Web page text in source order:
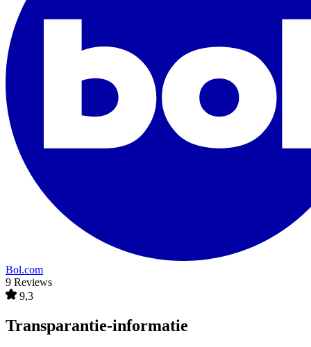
Bol.com
9 Reviews
9,3
Transparantie-informatie